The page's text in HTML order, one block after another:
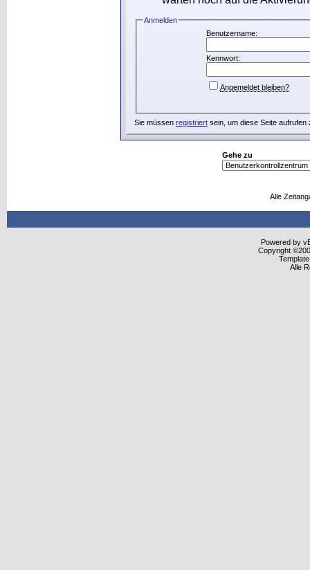
Anmelden
Benutzername:
Kennwort:
Angemeldet bleiben?
Sie müssen registriert sein, um diese Seite aufrufen
Gehe zu
Alle
Powered by
Copyright
Alle